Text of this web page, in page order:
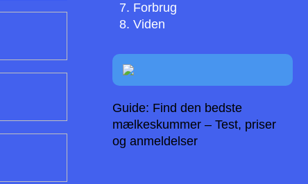
Forbrug
Viden
Guide: Find den bedste
mælkeskummer – Test, priser
og anmeldelser